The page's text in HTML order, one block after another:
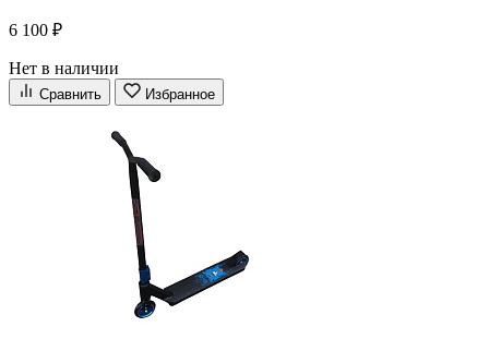
6 100 ₽
Нет в наличии
Сравнить Избранное